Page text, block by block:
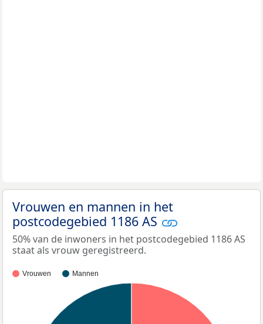
Vrouwen en mannen in het
postcodegebied 1186 AS
50% van de inwoners in het postcodegebied 1186 AS
staat als vrouw geregistreerd.
Vrouwen Mannen